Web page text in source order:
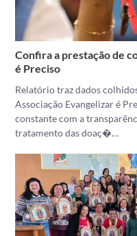
Confira a prestação de
é Preciso
Relatório traz dados
Associação Evangelizar é
constante com a
tratamento das doaç�…